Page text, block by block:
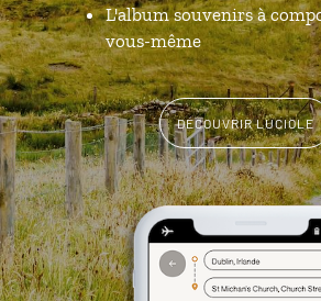
L'album souvenirs à
vous-même
DÉCOUVRIR LUCIOLE